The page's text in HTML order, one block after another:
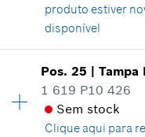
Adicionar
1,73 €*
*Recomendação
fabricante
produto estiver
disponível
Disponibilidade 1
Grupo de preço
Informações de
Comprovante
Pos.25 |Tampa
1 619 P10 426
Sem stock
Clique aqui para